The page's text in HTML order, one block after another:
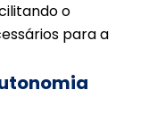
o
para a